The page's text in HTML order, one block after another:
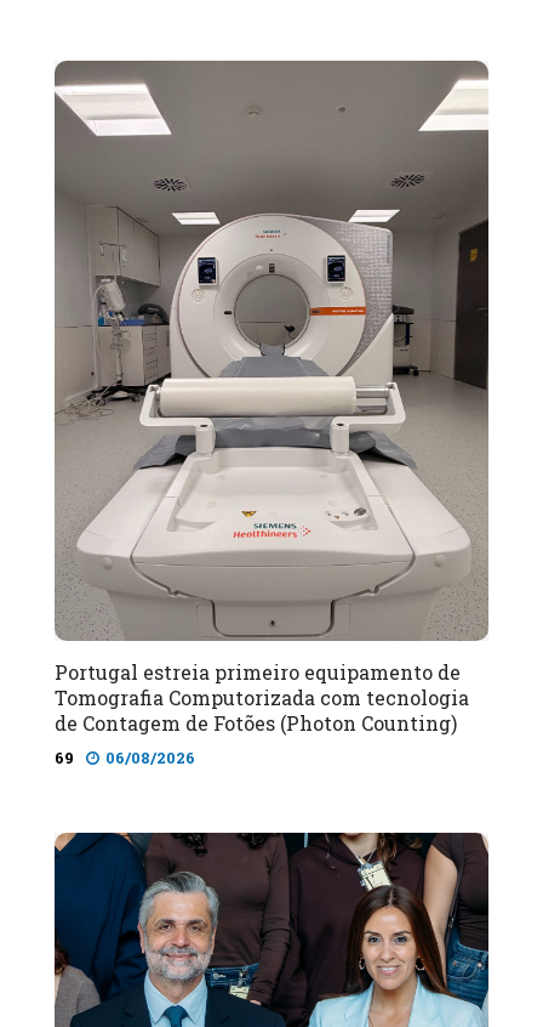
Portugal estreia primeiro equipamento de
Tomografia Computorizada com tecnologia
de Contagem de Fotões (Photon Counting)
69 06/08/2026